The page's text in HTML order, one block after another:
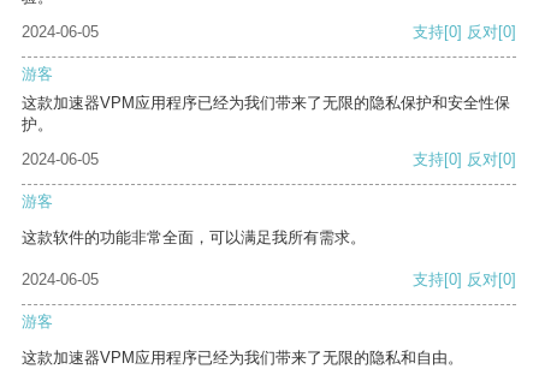
2024-06-05
支持[0] 反对[0]
游客
这款加速器VPM应用程序已经为我们带来了无限的隐私保护和安全性保
护。
2024-06-05
支持[0] 反对[0]
游客
这款软件的功能非常全面，可以满足我所有需求。
2024-06-05 支持[0] 反对[0]
游客
这款加速器VPM应用程序已经为我们带来了无限的隐私和自由。